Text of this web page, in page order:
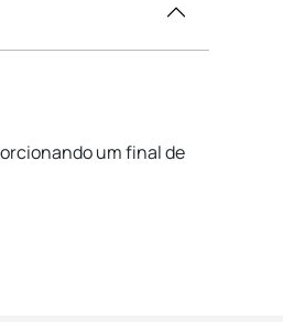
um final de